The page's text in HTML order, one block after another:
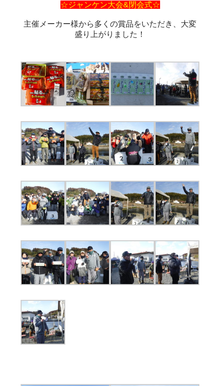
☆ジャンケン大会&閉会式☆
主催メーカー様から多くの賞品をいただき、大変
盛り上がりました！